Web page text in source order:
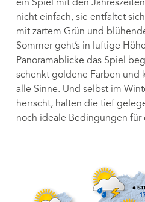
ein Spiel mit den
nicht einfach, sie entfaltet
mit zartem Grün und
Sommer geht’s in luftige
Panoramablicke das Spiel
schenkt goldene Farben und
alle Sinne. Und selbst im
herrscht, halten die tief
noch ideale Bedingungen für